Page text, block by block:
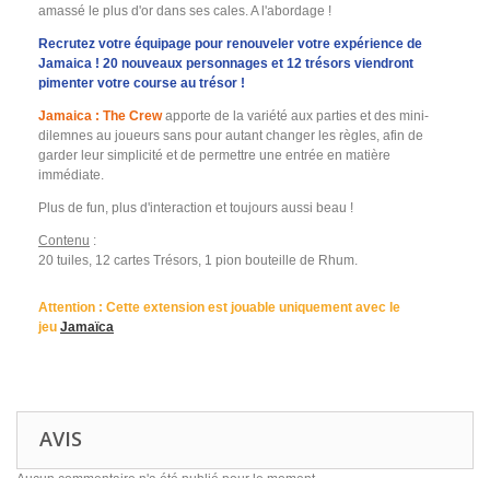
amassé le plus d'or dans ses cales. A l'abordage !
Recrutez votre équipage pour renouveler votre expérience de
Jamaica ! 20 nouveaux personnages et 12 trésors viendront
pimenter votre course au trésor !
Jamaica : The Crewapporte de la variété aux parties et des mini-
dilemnes au joueurs sans pour autant changer les règles, afin de
garder leur simplicité et de permettre une entrée en matière
immédiate.
Plus de fun, plus d'interaction et toujours aussi beau !
Contenu :
20 tuiles, 12 cartes Trésors, 1 pion bouteille de Rhum.
Attention : Cette extension est jouable uniquement avec le
jeu Jamaïca
AVIS